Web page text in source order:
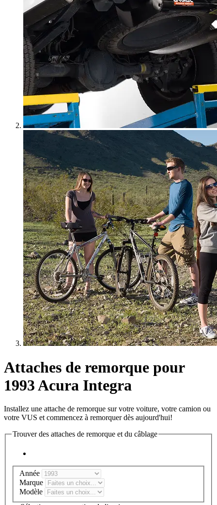
Attaches de remorque pour
1993 Acura Integra
Installez une attache de remorque sur votre voiture, votre camion ou
votre VUS et commencez à remorquer dès aujourd'hui!
Trouver des attaches de remorque et du câblage
Année
Marque
Modèle